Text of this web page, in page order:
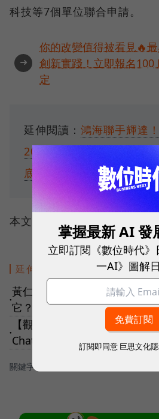
科技等7個單位聯合申請。
➜
你的改變值得被看見🔥
創新實踐！立即報名100
定
延伸閱讀： 鴻海聯手輝達
2026高雄落成，這座「
底有多強？
本文授權轉載自： 中央社
延伸閱讀
●
黃仁勳口中的「超級電腦」是
它？盤點在台超級電腦，它們
●
【觀點】機器人管家為何還看
ChatGPT「TAIDE」會是神隊
關鍵字：
掌握最新 AI 發
立即訂閱《數位時代
一AI》圖解
訂閱即同意 巨思文化